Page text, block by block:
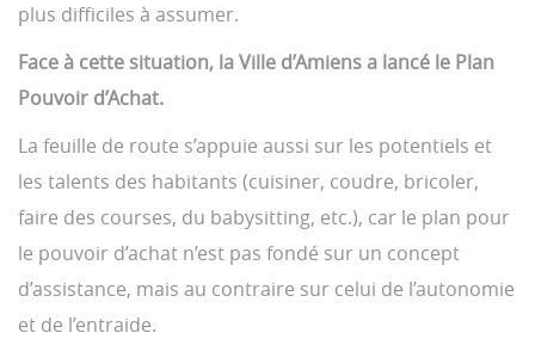
plus difficiles à assumer.
Face à cette situation, la Ville d’Amiens a lancé le Plan
Pouvoir d’Achat.
La feuille de route s’appuie aussi sur les potentiels et
les talents des habitants (cuisiner, coudre, bricoler,
faire des courses, du babysitting, etc.), car le plan pour
le pouvoir d’achat n’est pas fondé sur un concept
d’assistance, mais au contraire sur celui de l’autonomie
et de l’entraide.